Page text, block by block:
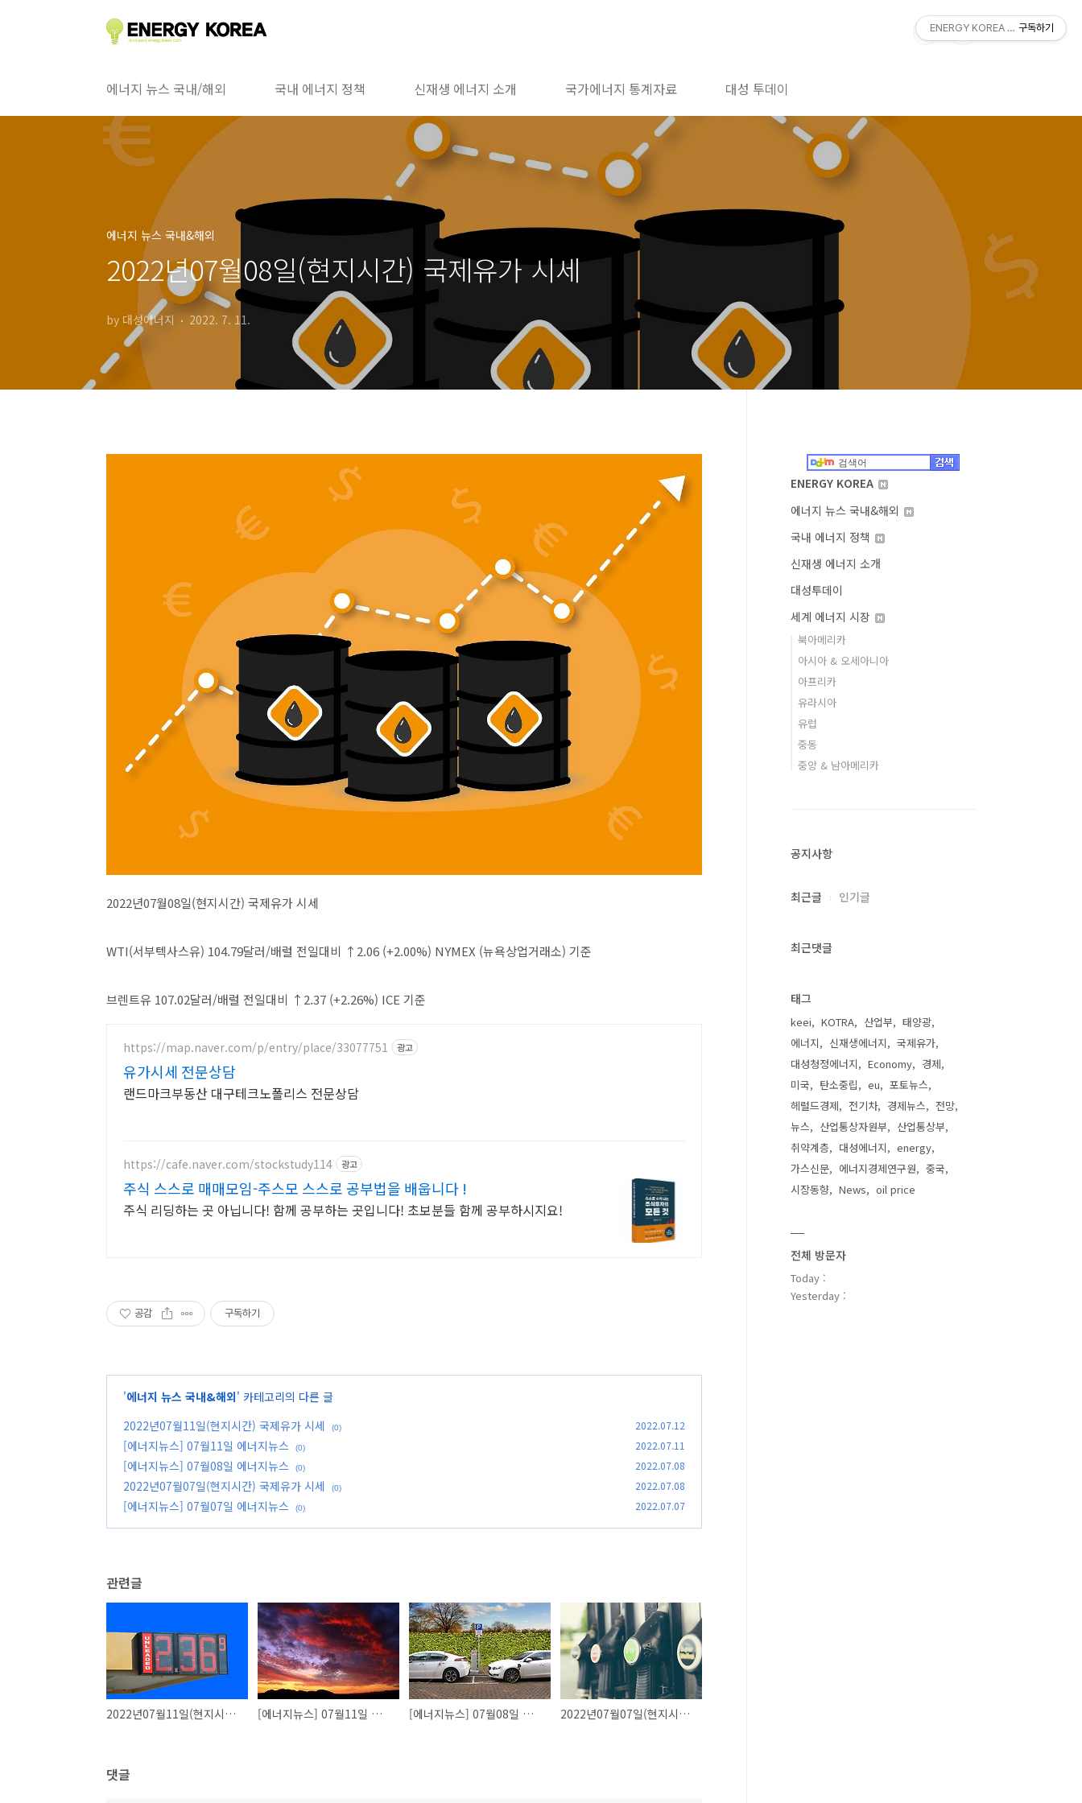
에너지 뉴스 국내/해외 국내 에너지 정책 신재생 에너지 소개 국가에너지 통계자료 대성 투데이
에너지 뉴스 국내&해외
2022년07월08일(현지시간) 국제유가 시세
by 대성에너지 2022. 7. 11.
2022년07월08일(현지시간) 국제유가 시세
WTI(서부텍사스유) 104.79달러/배럴 전일대비 ↑2.06 (+2.00%) NYMEX (뉴욕상업거래소) 기준
브렌트유 107.02달러/배럴 전일대비 ↑2.37 (+2.26%) ICE 기준
https://map.naver.com/p/entry/place/33077751 광고
유가시세 전문상담
랜드마크부동산 대구테크노폴리스 전문상담
https://cafe.naver.com/stockstudy114 광고
주식 스스로 매매모임-주스모 스스로 공부법을 배웁니다 !
주식 리딩하는 곳 아닙니다! 함께 공부하는 곳입니다! 초보분들 함께 공부하시지요!
공감 구독하기
'에너지 뉴스 국내&해외' 카테고리의 다른 글
2022년07월11일(현지시간) 국제유가 시세
(0) 2022.07.12
[에너지뉴스] 07월11일 에너지뉴스 (0) 2022.07.11
[에너지뉴스] 07월08일 에너지뉴스 (0) 2022.07.08
2022년07월07일(현지시간) 국제유가 시세 (0) 2022.07.08
[에너지뉴스] 07월07일 에너지뉴스 (0) 2022.07.07
관련글
2022년07월11일(현지시간) 국제유가 시세 [에너지뉴스] 07월11일 에너지뉴스 [에너지뉴스] 07월08일 에너지뉴스 2022년07월07일(현지시간) 국제유가 시세
댓글
ENERGY KOREA
에너지 뉴스 국내&해외
국내 에너지 정책
신재생 에너지 소개
대성투데이
세계 에너지 시장
북아메리카
아시아 & 오세아니아
아프리카
유라시아
유럽
중동
중앙 & 남아메리카
공지사항
최근글 인기글
최근댓글
태그
keei KOTRA 산업부
태양광
에너지
신재생에너지
국제유가
대성청정에너지
Economy
경제
미국
탄소중립 eu
포토뉴스
헤럴드경제
전기차 경제뉴스
전망
뉴스
산업통상자원부
산업통상부
취약계층
대성에너지
energy
가스신문
에너지경제연구원
중국
시장동향
News oil price
전체 방문자
Today :
Yesterday :
ENERGY KOREA With DAESUNG
구독하기